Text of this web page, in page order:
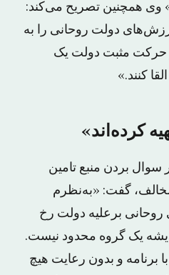
وی همچنین تصریح می‌کند:
دولت روحانی را به
حرکت مثبت دولت یک
کنند.»
کرده‌اند»
سوال بردن منبع تامین
گفت: «به‌نظرم
روحانی برعلیه دولت رخ
یک گروه محدود نیست.
برنامه و بدون رعایت هیچ